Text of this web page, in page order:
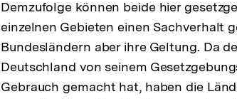
Demzufolge können beide hier
einzelnen Gebieten einen Sachverhalt
Bundesländern aber ihre Geltung. Da
Deutschland von seinem
Gebrauch gemacht hat, haben die